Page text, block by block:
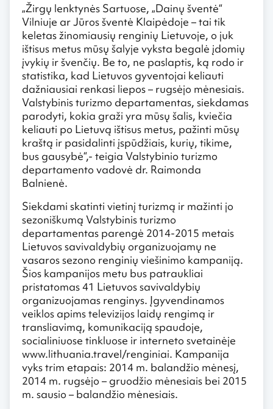
„Žirgų lenktynės Sartuose, „Dainų šventė“
Vilniuje ar Jūros šventė Klaipėdoje – tai tik
keletas žinomiausių renginių Lietuvoje, o juk
ištisus metus mūsų šalyje vyksta begalė įdomių
įvykių ir švenčių. Be to, ne paslaptis, ką rodo ir
statistika, kad Lietuvos gyventojai keliauti
dažniausiai renkasi liepos – rugsėjo mėnesiais.
Valstybinis turizmo departamentas, siekdamas
parodyti, kokia graži yra mūsų šalis, kviečia
keliauti po Lietuvą ištisus metus, pažinti mūsų
kraštą ir pasidalinti įspūdžiais, kurių, tikime,
bus gausybė“,- teigia Valstybinio turizmo
departamento vadovė dr. Raimonda
Balnienė.
Siekdami skatinti vietinį turizmą ir mažinti jo
sezoniškumą Valstybinis turizmo
departamentas parengė 2014-2015 metais
Lietuvos savivaldybių organizuojamų ne
vasaros sezono renginių viešinimo kampaniją.
Šios kampanijos metu bus patraukliai
pristatomas 41 Lietuvos savivaldybių
organizuojamas renginys. Įgyvendinamos
veiklos apims televizijos laidų rengimą ir
transliavimą, komunikaciją spaudoje,
socialiniuose tinkluose ir interneto svetainėje
www.lithuania.travel/renginiai. Kampanija
vyks trim etapais: 2014 m. balandžio mėnesį,
2014 m. rugsėjo – gruodžio mėnesiais bei 2015
m. sausio – balandžio mėnesiais.